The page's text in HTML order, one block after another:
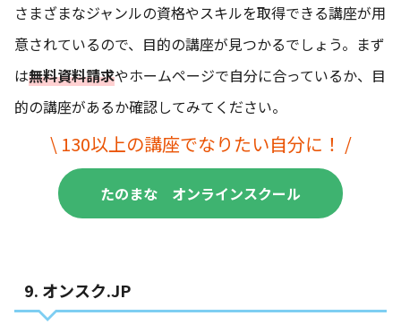
さまざまなジャンルの資格やスキルを取得できる講座が用
意されているので、目的の講座が見つかるでしょう。まず
は無料資料請求やホームページで自分に合っているか、目
的の講座があるか確認してみてください。
\ 130以上の講座でなりたい自分に！ /
たのまな オンラインスクール
9. オンスク.JP